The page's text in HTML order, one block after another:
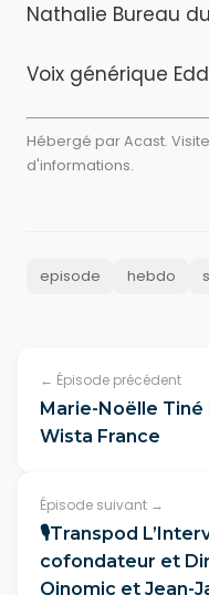
Nathalie Bureau
Voix générique
Hébergé par Acast.
d'informations.
episode hebdo
← Épisode précédent
Marie-Noëlle
Wista France
Épisode suivant →
🎙Transpod
cofondateur et
Qinomic et Jean-